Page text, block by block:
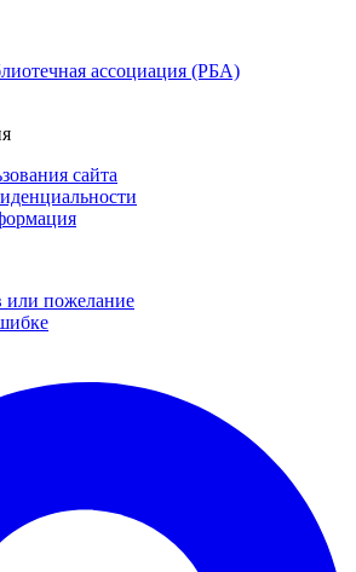
ассоциация (РБА)
сайта
или пожелание